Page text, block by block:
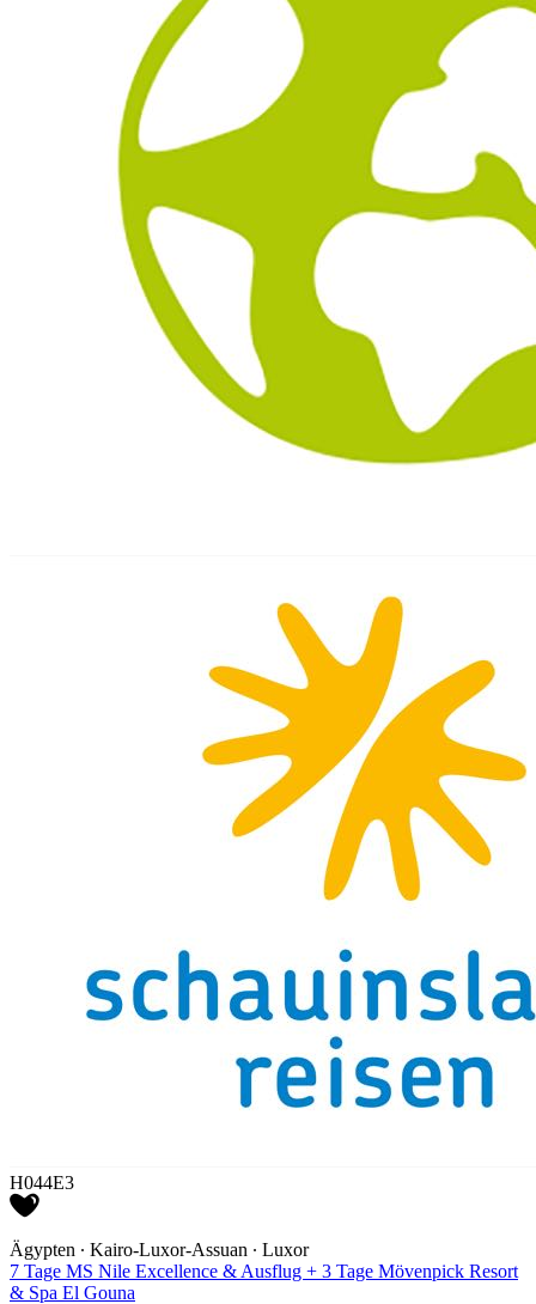
H044E3
Ägypten ∙ Kairo-Luxor-Assuan ∙ Luxor
7 Tage MS Nile Excellence & Ausflug + 3 Tage Mövenpick Resort
& Spa El Gouna